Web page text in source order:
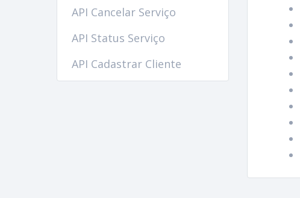
API Cancelar Serviço
API Status Serviço
API Cadastrar Cliente